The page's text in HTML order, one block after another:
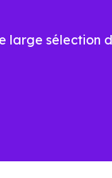
(31450)
large sélection